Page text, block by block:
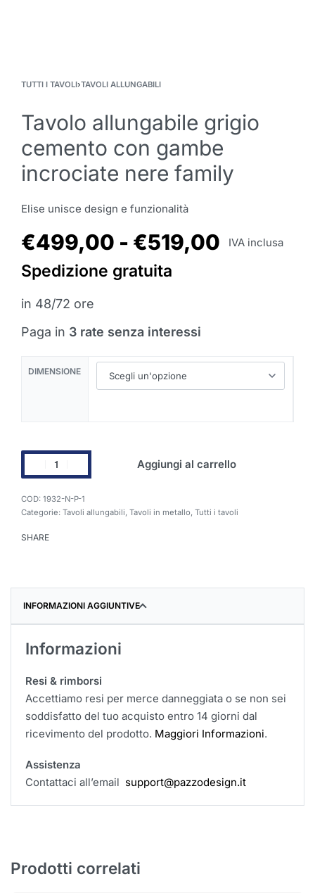
TUTTI I TAVOLI›TAVOLI ALLUNGABILI
Tavolo allungabile grigio
cemento con gambe
incrociate nere family
Elise unisce design e funzionalità
€499,00 €519,00 IVA inclusa
Spedizione gratuita
in 48/72 ore
Paga in 3 rate senza interessi
DIMENSIONE
Aggiungi al carrello
1932-N-P-1
Categorie: Tavoli allungabili Tavoli in metallo Tutti i tavoli
SHARE
INFORMAZIONI AGGIUNTIVE
Informazioni
Resi & rimborsi
Accettiamo resi per merce danneggiata o se non sei
soddisfatto del tuo acquisto entro 14 giorni dal
ricevimento del prodotto. Maggiori Informazioni.
Assistenza
Contattaci all’email support@pazzodesign.it
Prodotti correlati